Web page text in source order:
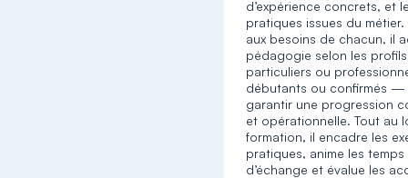
d’expérience concrets, et
pratiques issues du
aux besoins de chacun, il
pédagogie selon les
particuliers ou
débutants ou confirmés
garantir une progression
et opérationnelle. Tout au
formation, il encadre les
pratiques, anime les temps
d’échange et évalue les